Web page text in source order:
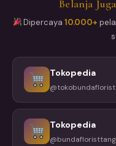
Belanja
Dipercaya10.000+
Tokopedia
@tokobundaflorist
Tokopedia